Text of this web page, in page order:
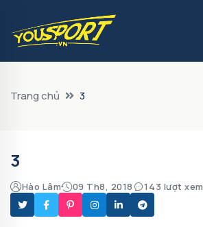
Trang chủ 3
3
Hào Lâm 09 Th8, 2018 143 lượt xem